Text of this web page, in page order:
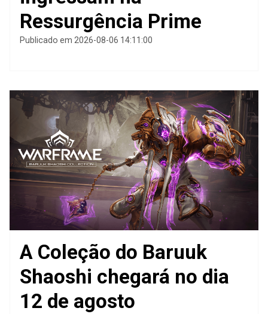
Ressurgência Prime
Publicado em 2026-08-06 14:11:00
A Coleção do Baruuk
Shaoshi chegará no dia
12 de agosto